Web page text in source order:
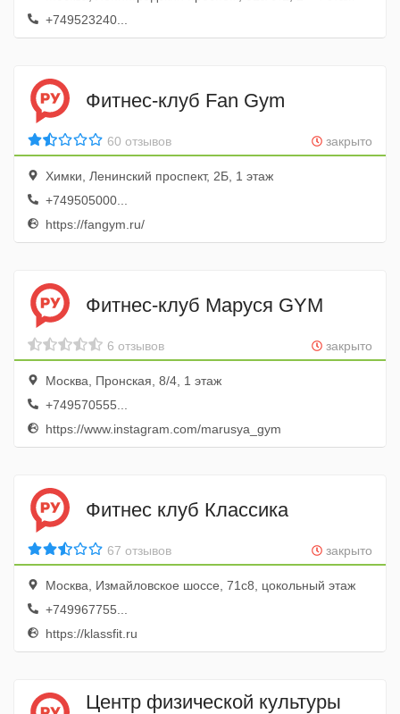
+749523240...
Фитнес-клуб Fan Gym
закрыто
60 отзывов
Химки, Ленинский проспект, 2Б, 1 этаж
+749505000...
https://fangym.ru/
Фитнес-клуб Маруся GYM
закрыто
6 отзывов
Москва, Пронская, 8/4, 1 этаж
+749570555...
https://www.instagram.com/marusya_gym
Фитнес клуб Классика
закрыто
67 отзывов
Москва, Измайловское шоссе, 71с8, цокольный этаж
+749967755...
https://klassfit.ru
Центр физической культуры